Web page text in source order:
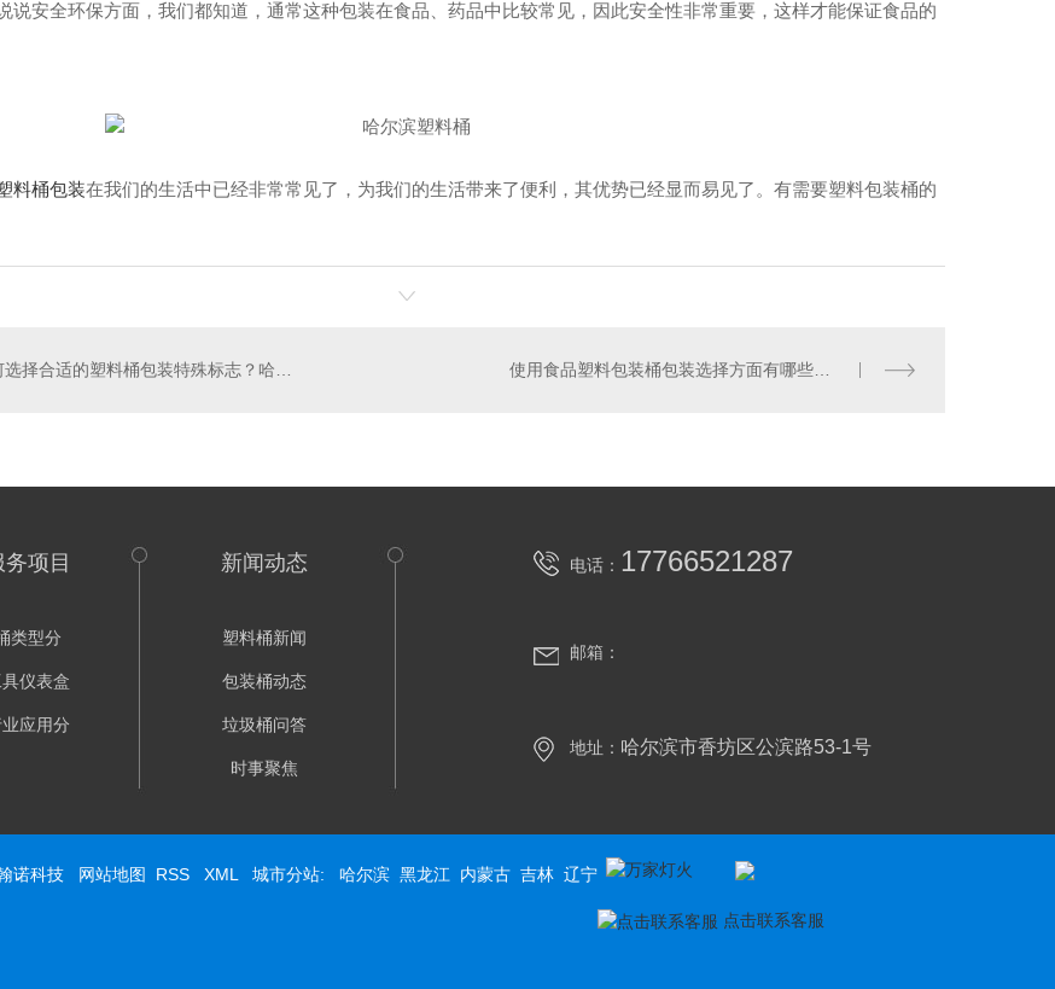
桶厂家
说安全环保方面，我们都知道，通常这种包装在食品、药品中比较常见，因此安全性非常重要，这样才能保证食品的
料桶包装在我们的生活中已经非常常见了，为我们的生活带来了便利，其优势已经显而易见了。有需要塑料包装桶的
如何选择合适的塑料桶包装特殊标志？哈尔滨塑料桶厂家有话要说！ 使用食品塑料包装桶包装选择方面有哪些需要注意的？
务项目
类型分
仪表盒
应用分
新闻动态
塑料桶新闻
包装桶动态
垃圾桶问答
时事聚焦
电话： 17766521287
邮箱：
地址： 哈尔滨市香坊区公滨路53-1号
诺科技 网站地图 RSS XML 城市分站: 哈尔滨 黑龙江 内蒙古 吉林 辽宁
点击联系客服